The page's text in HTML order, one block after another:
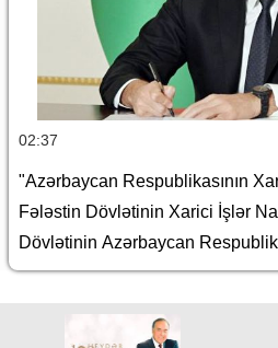
02:37
"Azərbaycan Respublikasının
Fələstin Dövlətinin Xarici İşlər
Dövlətinin Azərbaycan
maliyyə yardımının göstərilməsi